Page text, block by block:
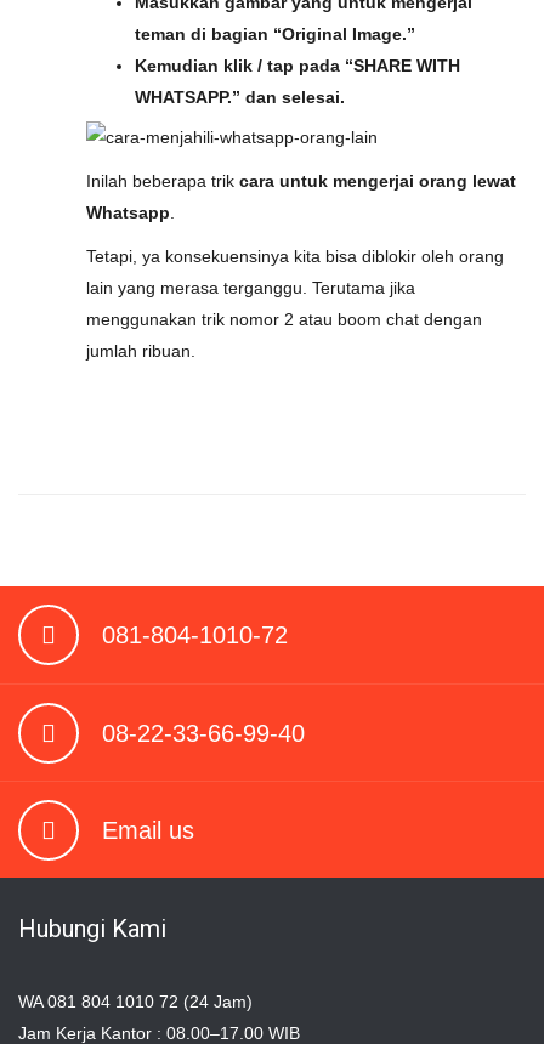
teman di bagian “Original Image.”
Kemudian klik / tap pada “SHARE WITH
WHATSAPP.” dan selesai.
Inilah beberapa trik cara untuk mengerjai orang lewat
Whatsapp
Tetapi, ya konsekuensinya kita bisa diblokir oleh orang
lain yang merasa terganggu. Terutama jika
menggunakan trik nomor 2 atau boom chat dengan
jumlah ribuan.
081-804-1010-72
08-22-33-66-99-40
Email us
Hubungi Kami
WA 081 804 1010 72 (24 Jam)
Jam Kerja Kantor : 08.00–17.00 WIB